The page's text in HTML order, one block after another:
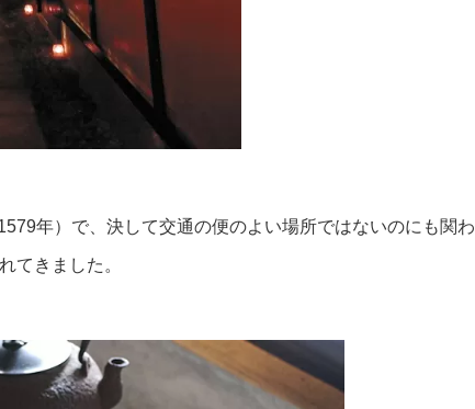
年）で、決して交通の便のよい場所ではないのにも関わ
てきました。